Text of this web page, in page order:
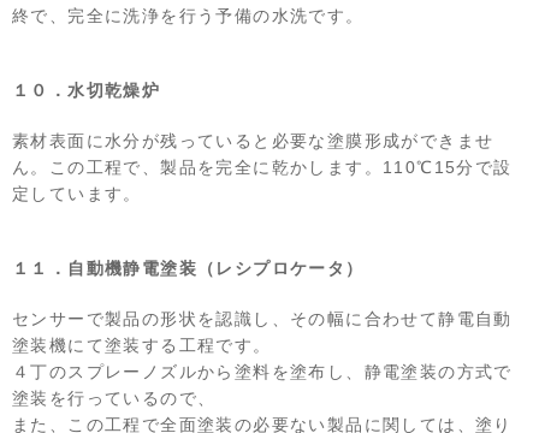
終で、完全に洗浄を行う予備の水洗です。
１０．水切乾燥炉
素材表面に水分が残っていると必要な塗膜形成ができませ
ん。この工程で、製品を完全に乾かします。110℃15分で設
定しています。
１１．自動機静電塗装（レシプロケータ）
センサーで製品の形状を認識し、その幅に合わせて静電自動
塗装機にて塗装する工程です。
４丁のスプレーノズルから塗料を塗布し、静電塗装の方式で
塗装を行っているので、
また、この工程で全面塗装の必要ない製品に関しては、塗り